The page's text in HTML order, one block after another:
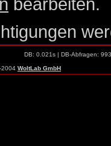
bearbeiten.
DB: 0.021s | DB-Abfragen:
2004 WoltLab GmbH